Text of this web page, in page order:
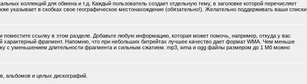
коллекций для обмена и т.д. Каждый пользователь создает отдельную тему, в заголовке которой перечисляет
указывает в скобках свое географическое местонахождение (обязательно!). Желательно поддерживать ваши списки
поместите ссылку в этом разделе. Добавьте любую информацию, которая может помочь, например, откуда у вас
фрагмент. Напомню, что при небольших битрейтах лучшее качество дает формат WMA. Чем меньше
с уменьшением длительности фрагмента и сильным сжатием. mp3, wma и ogg файлы размером до 1 Мб можно
альбомов и целых дискографий.